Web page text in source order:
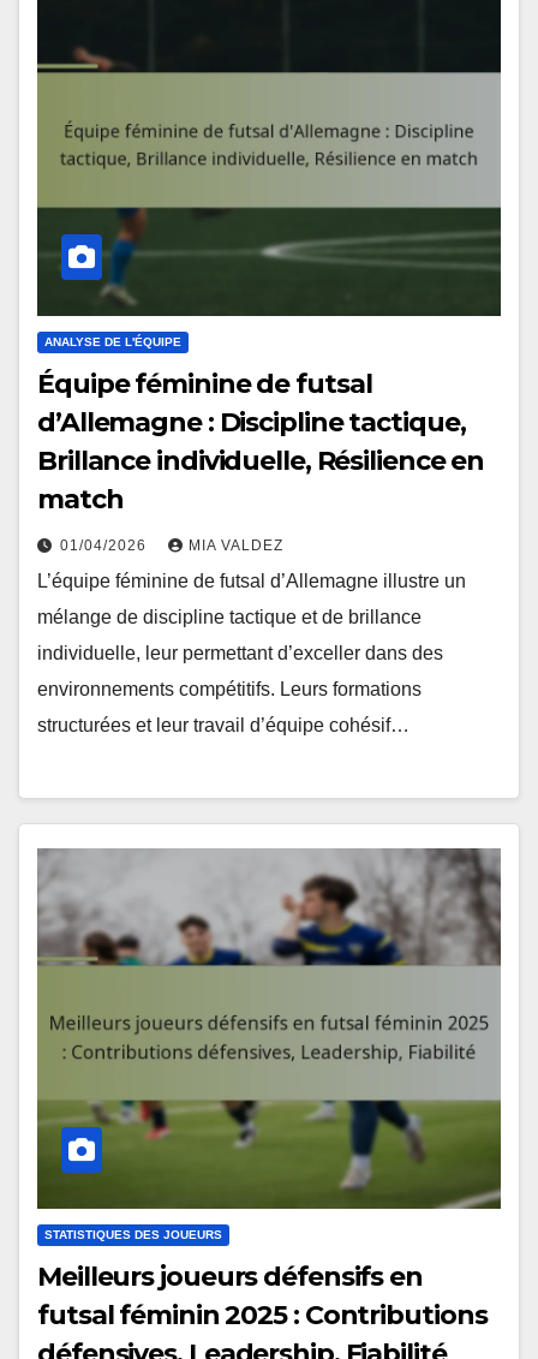
ANALYSE DE L'ÉQUIPE
Équipe féminine de futsal
d’Allemagne : Discipline tactique,
Brillance individuelle, Résilience en
match
01/04/2026 MIA VALDEZ
L’équipe féminine de futsal d’Allemagne illustre un
mélange de discipline tactique et de brillance
individuelle, leur permettant d’exceller dans des
environnements compétitifs. Leurs formations
structurées et leur travail d’équipe cohésif…
STATISTIQUES DES JOUEURS
Meilleurs joueurs défensifs en
futsal féminin 2025 : Contributions